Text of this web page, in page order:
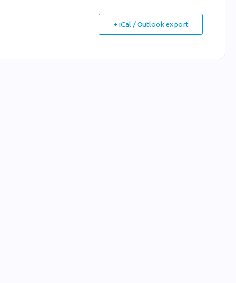
+ iCal / Outlook export